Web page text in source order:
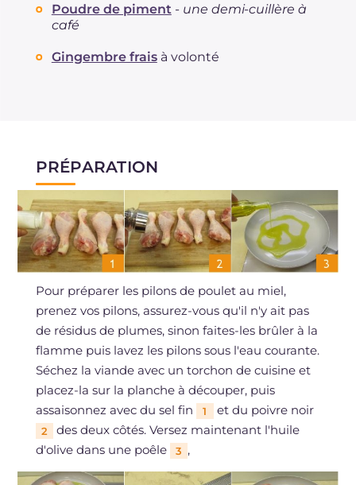
Poudre de piment - une demi-cuillère à
café
Gingembre frais à volonté
PRÉPARATION
Pour préparer les pilons de poulet au miel,
prenez vos pilons, assurez-vous qu'il n'y ait pas
de résidus de plumes, sinon faites-les brûler à la
flamme puis lavez les pilons sous l'eau courante.
Séchez la viande avec un torchon de cuisine et
placez-la sur la planche à découper, puis
assaisonnez avec du sel fin
1 et du poivre noir
2
des deux côtés. Versez maintenant l'huile
d'olive dans une poêle
3 ,